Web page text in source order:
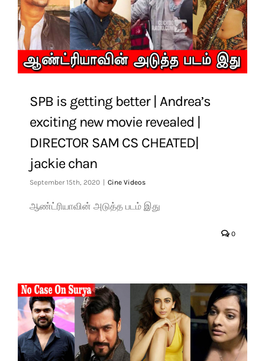
SPB is getting better | Andrea’s
exciting new movie revealed |
DIRECTOR SAM CS CHEATED|
jackie chan
September 15th, 2020 Cine Videos
ஆண்ட்ரியாவின் அடுத்த படம் இது
0